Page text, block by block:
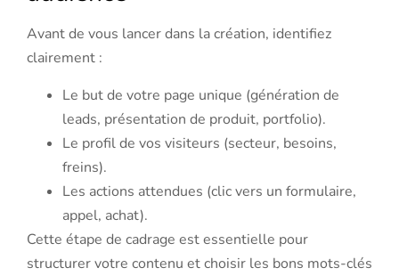
Avant de vous lancer dans la création, identifiez
clairement :
Le but de votre page unique (génération de
leads, présentation de produit, portfolio).
Le profil de vos visiteurs (secteur, besoins,
freins).
Les actions attendues (clic vers un formulaire,
appel, achat).
Cette étape de cadrage est essentielle pour
structurer votre contenu et choisir les bons mots-clés